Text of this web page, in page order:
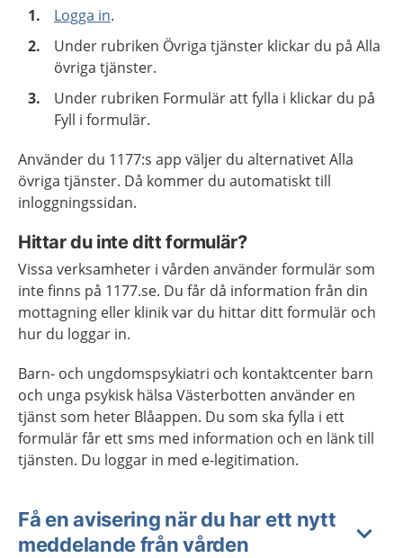
Logga in.
Under rubriken Övriga tjänster klickar du på Alla
övriga tjänster.
Under rubriken Formulär att fylla i klickar du på
Fyll i formulär.
Använder du 1177:s app väljer du alternativet Alla
övriga tjänster. Då kommer du automatiskt till
inloggningssidan.
Hittar du inte ditt formulär?
Vissa verksamheter i vården använder formulär som
inte finns på 1177.se. Du får då information från din
mottagning eller klinik var du hittar ditt formulär och
hur du loggar in.
Barn- och ungdomspsykiatri och kontaktcenter barn
och unga psykisk hälsa Västerbotten använder en
tjänst som heter Blåappen. Du som ska fylla i ett
formulär får ett sms med information och en länk till
tjänsten. Du loggar in med e-legitimation.
Få en avisering när du har ett nytt
meddelande från vården